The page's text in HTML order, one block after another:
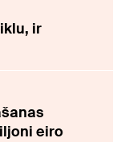
ir
eiro